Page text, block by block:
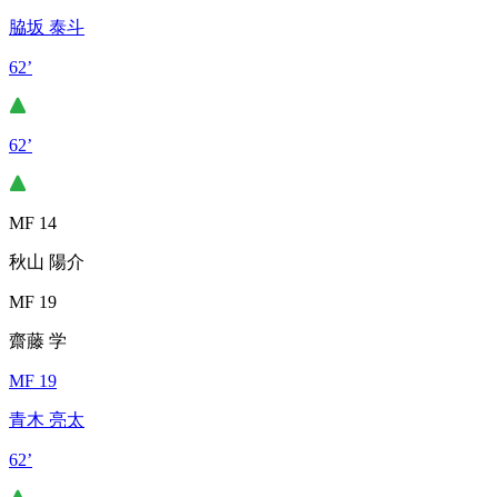
脇坂 泰斗
62’
62’
MF 14
秋山 陽介
MF 19
齋藤 学
MF 19
青木 亮太
62’